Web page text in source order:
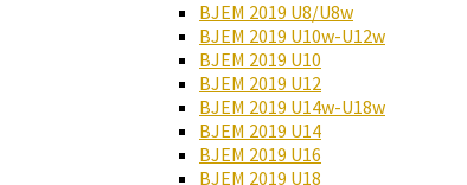
BJEM 2019 U8/U8w
BJEM 2019 U10w-U12w
BJEM 2019 U10
BJEM 2019 U12
BJEM 2019 U14w-U18w
BJEM 2019 U14
BJEM 2019 U16
BJEM 2019 U18